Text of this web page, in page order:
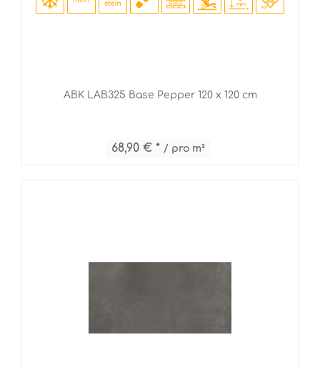
ABK LAB325 Base Pepper 120 x 120 cm
68,90 € * / pro m²